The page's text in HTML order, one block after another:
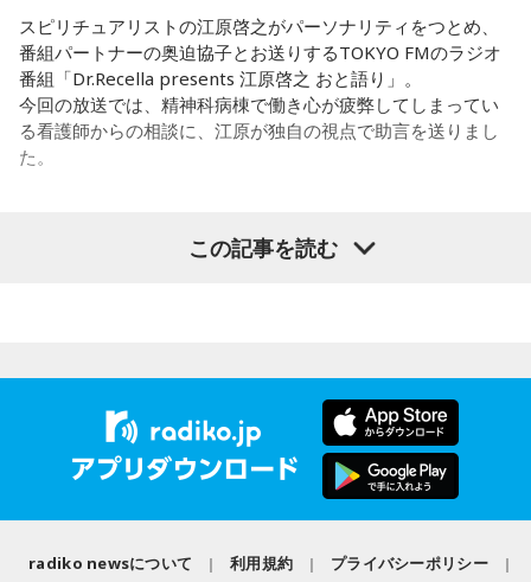
いるんですけれど、ドラマの音楽は、映像を観てもらわない
といけないので、逆に聴いてもらったらダメなんですよ。だ
から、音楽を通して真逆な作り方を体験できて、めちゃめち
ゃ面白かったです。
ほのか・海：ありがとうございます。
潮：「コニファー」はテレビアニメ「これ描いて死ね」のエ
ね？
スピリチュアリストの江原啓之がパーソナリティをつとめ、
番組パートナーの奥迫協子とお送りするTOKYO FMのラジオ
番組「Dr.Recella presents 江原啓之 おと語り」。
今回の放送では、精神科病棟で働き心が疲弊してしまってい
る看護師からの相談に、江原が独自の視点で助言を送りまし
た。
より精神症状が不安定な患者さんから、暴言や暴力を振るわ
れることがあります。病気だからと割り切って仕事に就いて
いるのですが、心が疲れてきています。私生活は充実してお
り、夫と新しく家を建てるためにも仕事は辞められません。
仕事がつらいからこそ私生活が充実する、幸せになるぞとい
う気持ちで頑張ろうと思うのですが、患者さんと関わる上で
この記事を読む
radiko newsについて 利用規約
プライバシーポリシー